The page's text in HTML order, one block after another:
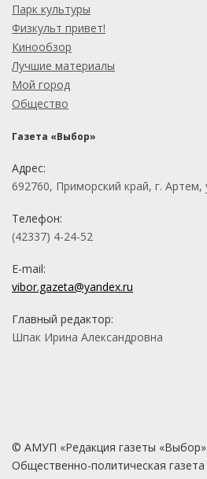
Парк культуры
Физкульт привет!
Кинообзор
Лучшие материалы
Мой город
Общество
Газета «Выбор»
Адрес:
692760, Приморский край, г. Артем,
Телефон:
(42337) 4-24-52
E-mail:
vibor.gazeta@yandex.ru
Главный редактор:
Шпак Ирина Александровна
© АМУП «Редакция газеты «Выбор»
Общественно-политическая